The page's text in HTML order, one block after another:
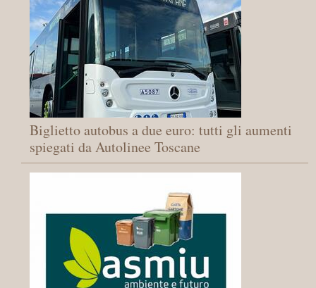
Biglietto autobus a due euro: tutti gli aumenti
spiegati da Autolinee Toscane